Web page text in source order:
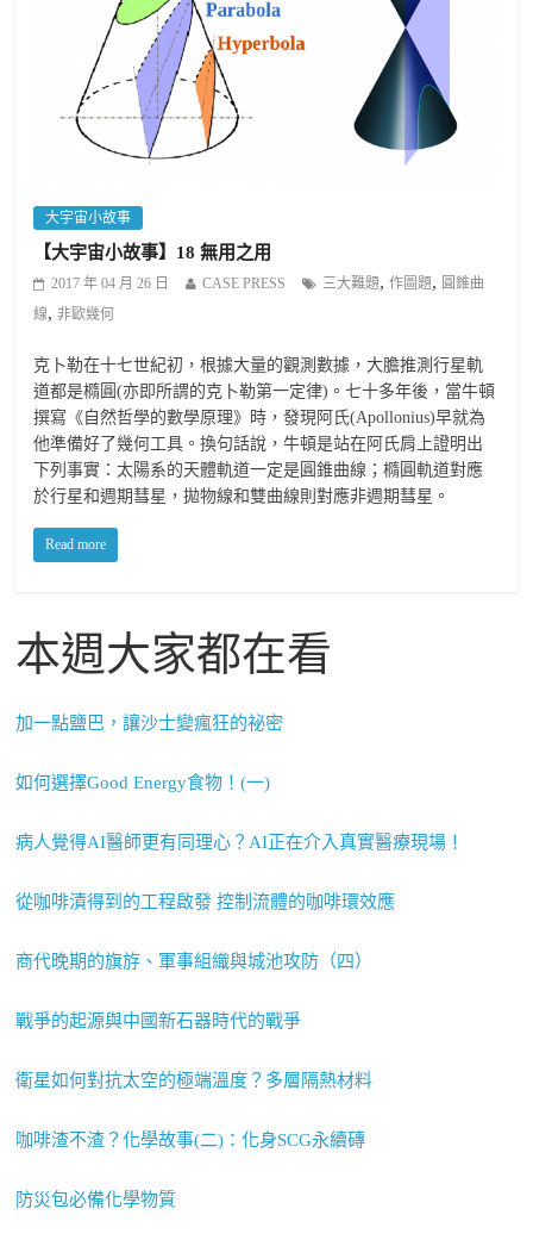
大宇宙小故事
【大宇宙小故事】18 無用之用
2017 年 04 月 26 日 CASE PRESS 三大難題,作圖題, 圓錐曲
線,非歐幾何
克卜勒在十七世紀初，根據大量的觀測數據，大膽推測行星軌
道都是橢圓(亦即所謂的克卜勒第一定律)。七十多年後，當牛頓
撰寫《自然哲學的數學原理》時，發現阿氏(Apollonius)早就為
他準備好了幾何工具。換句話說，牛頓是站在阿氏肩上證明出
下列事實：太陽系的天體軌道一定是圓錐曲線；橢圓軌道對應
於行星和週期彗星，拋物線和雙曲線則對應非週期彗星。
Read more
本週大家都在看
加一點鹽巴，讓沙士變瘋狂的祕密
如何選擇Good Energy食物！(一)
病人覺得AI醫師更有同理心？AI正在介入真實醫療現場！
從咖啡漬得到的工程啟發 控制流體的咖啡環效應
商代晚期的旗斿、軍事組織與城池攻防（四）
戰爭的起源與中國新石器時代的戰爭
衛星如何對抗太空的極端溫度？多層隔熱材料
咖啡渣不渣？化學故事(二)：化身SCG永續磚
防災包必備化學物質